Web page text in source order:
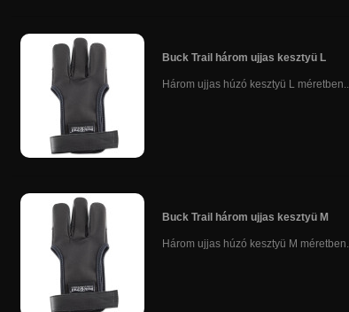
Buck Trail három ujjas kesztyü L
Három ujjas húzó kesztyü L méretben...
Buck Trail három ujjas kesztyü M
Három ujjas húzó kesztyü M méretben...